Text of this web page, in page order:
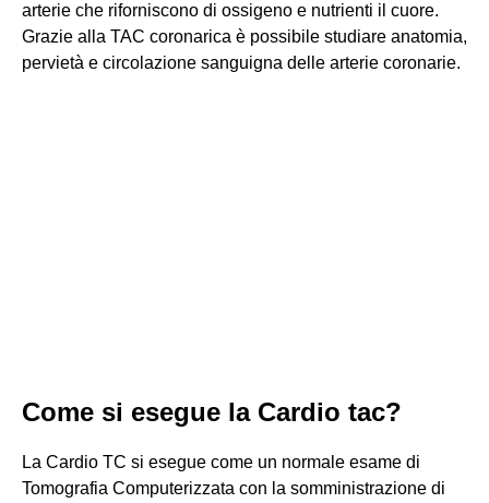
arterie che riforniscono di ossigeno e nutrienti il cuore.
Grazie alla TAC coronarica è possibile studiare anatomia,
pervietà e circolazione sanguigna delle arterie coronarie.
Come si esegue la Cardio tac?
La Cardio TC si esegue come un normale esame di
Tomografia Computerizzata con la somministrazione di